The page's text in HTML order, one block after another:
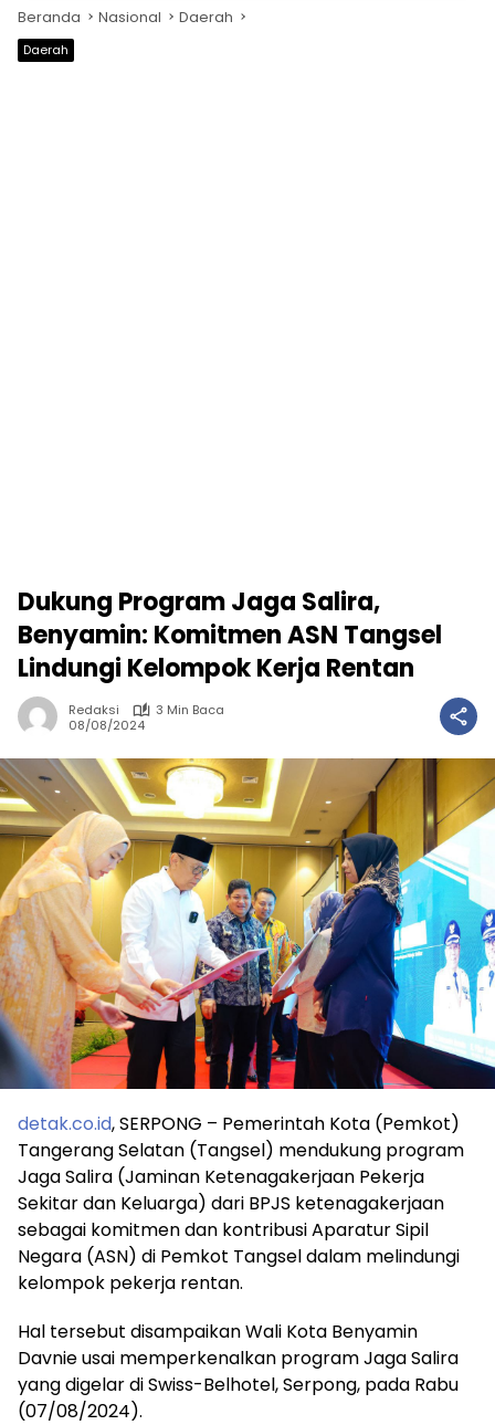
Beranda Nasional Daerah
Daerah
Dukung Program Jaga Salira,
Benyamin: Komitmen ASN Tangsel
Lindungi Kelompok Kerja Rentan
Redaksi
3 Min Baca
08/08/2024
detak.co.id, SERPONG – Pemerintah Kota (Pemkot)
Tangerang Selatan (Tangsel) mendukung program
Jaga Salira (Jaminan Ketenagakerjaan Pekerja
Sekitar dan Keluarga) dari BPJS ketenagakerjaan
sebagai komitmen dan kontribusi Aparatur Sipil
Negara (ASN) di Pemkot Tangsel dalam melindungi
kelompok pekerja rentan.
Hal tersebut disampaikan Wali Kota Benyamin
Davnie usai memperkenalkan program Jaga Salira
yang digelar di Swiss-Belhotel, Serpong, pada Rabu
(07/08/2024).